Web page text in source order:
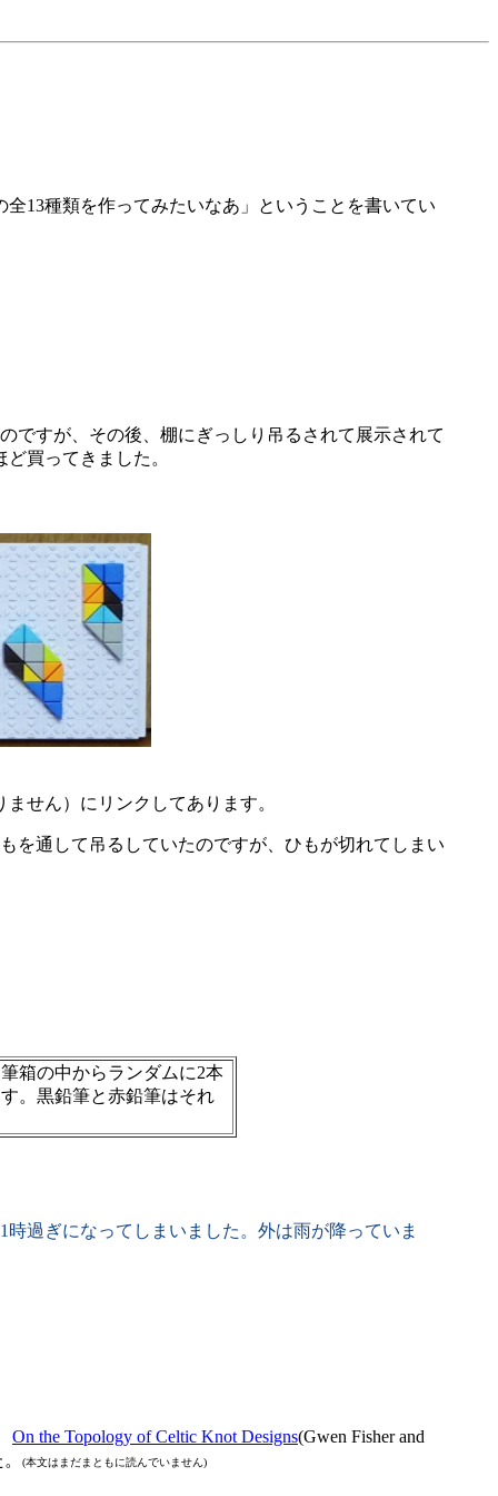
13種類を作ってみたいなあ」ということを書いてい
すが、その後、棚にぎっしり吊るされて展示されて
買ってきました。
せん）にリンクしてあります。
通して吊るしていたのですが、ひもが切れてしまい
箱の中からランダムに2本
。黒鉛筆と赤鉛筆はそれ
過ぎになってしまいました。外は雨が降っていま
On the Topology of Celtic Knot Designs(Gwen Fisher and
(本文はまだまともに読んでいません)